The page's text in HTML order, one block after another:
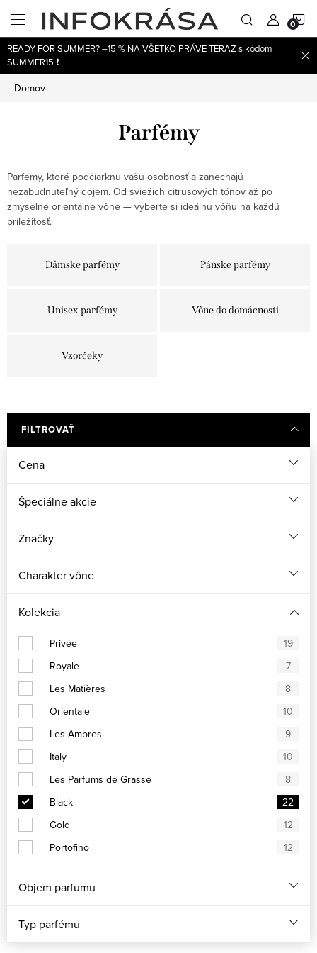
obsah
READY FOR SUMMER? –15 % NA VŠETKO PRÁVE TERAZ s kódom
SUMMER15 ❗
Domov
Parfémy
Parfémy, ktoré podčiarknu vašu osobnosť a zanechajú
nezabudnuteľný dojem. Od sviežich citrusových tónov až po
zmyselné orientálne vône — vyberte si ideálnu vôňu na každú
príležitosť.
Dámske parfémy Pánske parfémy
Unisex parfémy Vône do domácnosti
Vzorčeky
FILTROVAŤ
Cena
Špeciálne akcie
Značky
Charakter vône
Kolekcia
Privée
19
Royale
7
Les Matières
8
Orientale
10
Les Ambres
9
Italy
10
Les Parfums de Grasse
8
Black
22
Gold
12
Portofino
12
Objem parfumu
Typ parfému